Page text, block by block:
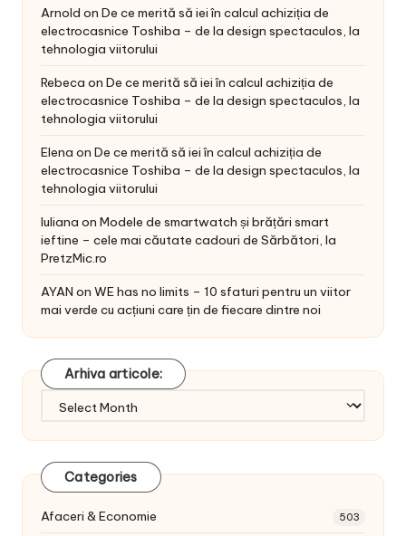
Arnold on De ce merită să iei în calcul achiziția de
electrocasnice Toshiba – de la design spectaculos, la
tehnologia viitorului
Rebeca on De ce merită să iei în calcul achiziția de
electrocasnice Toshiba – de la design spectaculos, la
tehnologia viitorului
Elena on De ce merită să iei în calcul achiziția de
electrocasnice Toshiba – de la design spectaculos, la
tehnologia viitorului
Iuliana on Modele de smartwatch și brățări smart
ieftine – cele mai căutate cadouri de Sărbători, la
PretzMic.ro
AYAN on WE has no limits – 10 sfaturi pentru un viitor
mai verde cu acțiuni care țin de fiecare dintre noi
Arhiva articole:
Categories
Afaceri & Economie 503